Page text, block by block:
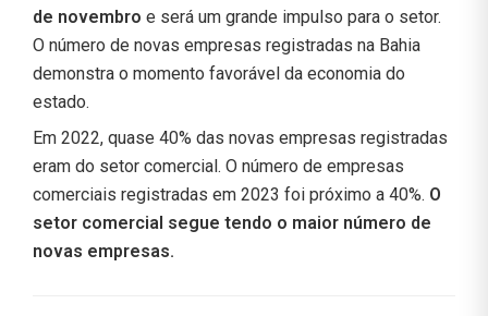
de novembro e será um grande impulso para o setor.
O número de novas empresas registradas na Bahia
demonstra o momento favorável da economia do
estado.
Em 2022, quase 40% das novas empresas registradas
eram do setor comercial. O número de empresas
comerciais registradas em 2023 foi próximo a 40%. O
setor comercial segue tendo o maior número de
novas empresas.